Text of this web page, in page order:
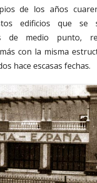
de los años
edificios que se
de medio punto,
con la misma
hace escasas fechas.